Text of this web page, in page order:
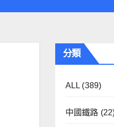
分類
ALL (389)
中國鐵路